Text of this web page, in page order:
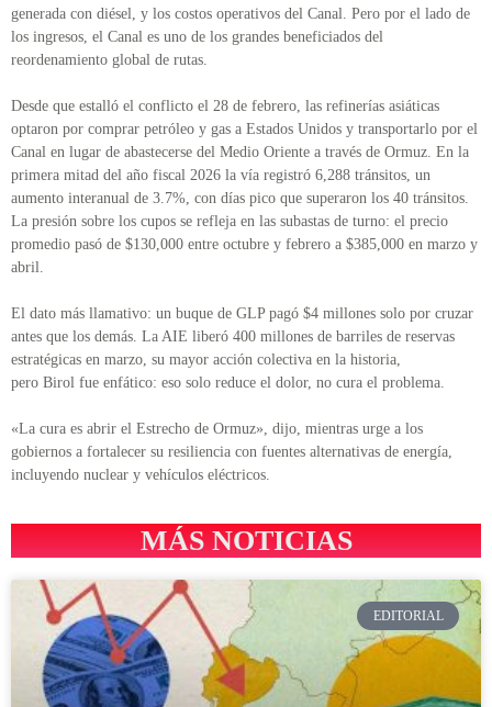
generada con diésel, y los costos operativos del Canal. Pero por el lado de
los ingresos, el Canal es uno de los grandes beneficiados del
reordenamiento global de rutas.
Desde que estalló el conflicto el 28 de febrero, las refinerías asiáticas
optaron por comprar petróleo y gas a Estados Unidos y transportarlo por el
Canal en lugar de abastecerse del Medio Oriente a través de Ormuz. En la
primera mitad del año fiscal 2026 la vía registró 6,288 tránsitos, un
aumento interanual de 3.7%, con días pico que superaron los 40 tránsitos.
La presión sobre los cupos se refleja en las subastas de turno: el precio
promedio pasó de $130,000 entre octubre y febrero a $385,000 en marzo y
abril.
El dato más llamativo: un buque de GLP pagó $4 millones solo por cruzar
antes que los demás. La AIE liberó 400 millones de barriles de reservas
estratégicas en marzo, su mayor acción colectiva en la historia,
pero Birol fue enfático: eso solo reduce el dolor, no cura el problema.
«La cura es abrir el Estrecho de Ormuz», dijo, mientras urge a los
gobiernos a fortalecer su resiliencia con fuentes alternativas de energía,
incluyendo nuclear y vehículos eléctricos.
MÁS NOTICIAS
EDITORIAL